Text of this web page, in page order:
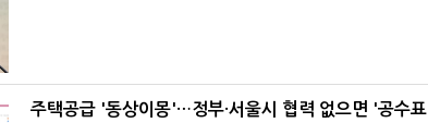
주택공급 '동상이몽'…정부·서울시 협력 없으면 '공수